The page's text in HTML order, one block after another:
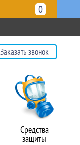
Средства
защиты
0
Заказать звонок